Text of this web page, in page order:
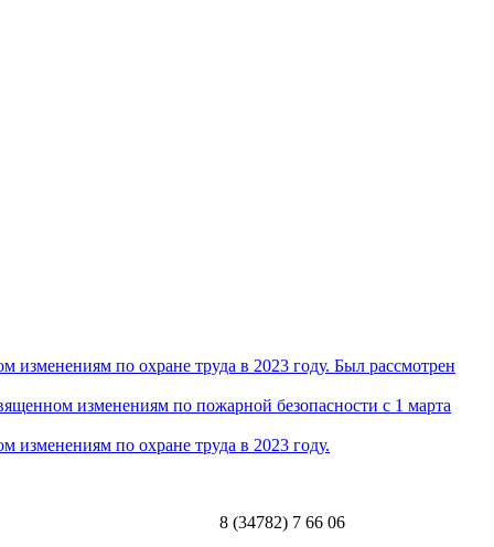
по охране труда в 2023 году. Был рассмотрен
изменениям по пожарной безопасности с 1 марта
по охране труда в 2023 году.
8 (34782) 7 66 06